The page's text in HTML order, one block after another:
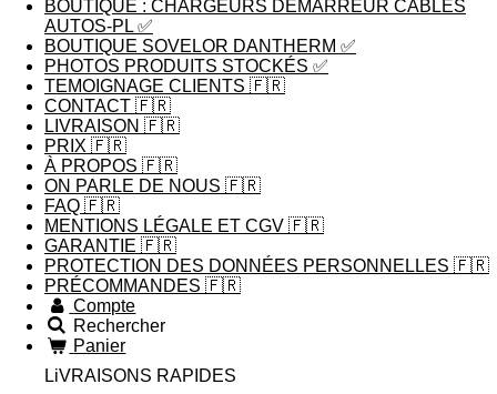
BOUTIQUE : CHARGEURS DEMARREUR CABLES
AUTOS-PL ✅
BOUTIQUE SOVELOR DANTHERM ✅
PHOTOS PRODUITS STOCKÉS ✅
TEMOIGNAGE CLIENTS 🇫🇷
CONTACT 🇫🇷
LIVRAISON 🇫🇷
PRIX 🇫🇷
À PROPOS 🇫🇷
ON PARLE DE NOUS 🇫🇷
FAQ 🇫🇷
MENTIONS LÉGALE ET CGV 🇫🇷
GARANTIE 🇫🇷
PROTECTION DES DONNÉES PERSONNELLES 🇫🇷
PRÉCOMMANDES 🇫🇷
Compte
Rechercher
Panier
LiVRAISONS RAPIDES